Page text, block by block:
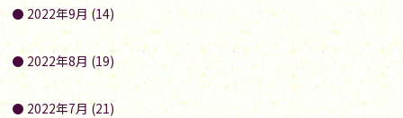
2022年9月 (14)
2022年8月 (19)
2022年7月 (21)